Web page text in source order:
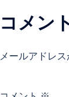
コメン
メールアドレ